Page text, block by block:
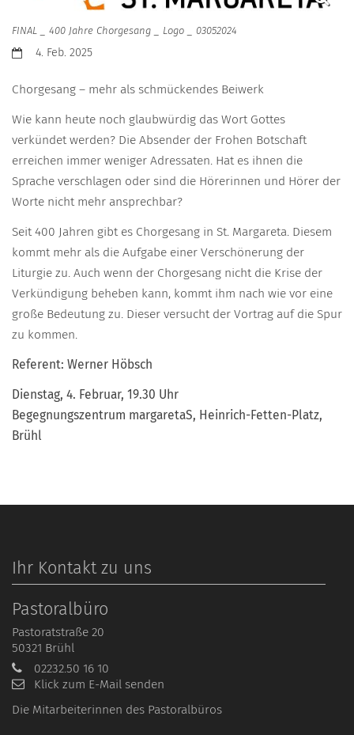
FINAL _ 400 Jahre Chorgesang _ Logo _ 03052024
Datum:4. Feb. 2025
Chorgesang – mehr als schmückendes Beiwerk
Wie kann heute noch glaubwürdig das Wort Gottes
verkündet werden? Die Absender der Frohen Botschaft
erreichen immer weniger Adressaten. Hat es ihnen die
Sprache verschlagen oder sind die Hörerinnen und Hörer der
Worte nicht mehr ansprechbar?
Seit 400 Jahren gibt es Chorgesang in St. Margareta. Diesem
kommt mehr als die Aufgabe einer Verschönerung der
Liturgie zu. Auch wenn der Chorgesang nicht die Krise der
Verkündigung beheben kann, kommt ihm nach wie vor eine
große Bedeutung zu. Dieser versucht der Vortrag auf die Spur
zu kommen.
Referent: Werner Höbsch
Dienstag, 4. Februar, 19.30 Uhr
Begegnungszentrum margaretaS, Heinrich-Fetten-Platz,
Brühl
Ihr Kontakt zu uns
Pastoralbüro
Pastoratstraße 20
50321 Brühl
02232.50 16 10
Klick zum E-Mail senden
Die Mitarbeiterinnen des Pastoralbüros